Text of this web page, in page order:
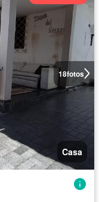
18fotos
Casa